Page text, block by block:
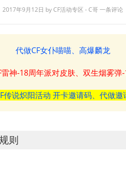
2017年9月12日 byCF活动专区 - C哥一条评论
代做CF女仆喵喵、高爆麟龙
雷神-18周年派对皮肤、双生烟雾弹
传说炽阳活动 开卡邀请码、代做邀
则